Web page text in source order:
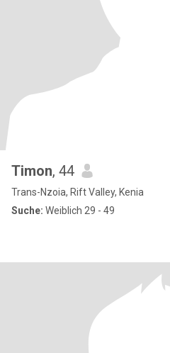
Timon, 44
Trans-Nzoia, Rift Valley, Kenia
Suche: Weiblich 29 - 49